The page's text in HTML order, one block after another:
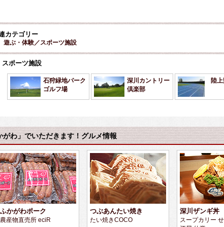
カテゴリー
遊ぶ・体験／スポーツ施設
スポーツ施設
石狩緑地パーク
ゴルフ場
深川カントリー
倶楽部
陸
がわ」でいただきます！グルメ情報
ふかがわポーク
農産物直売所 eciR
つぶあんたい焼き
たい焼きCOCO
深川ザンギ丼
スープカリー